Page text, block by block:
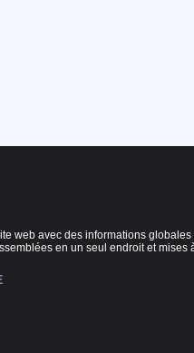
web avec des informations
en un seul endroit et mises